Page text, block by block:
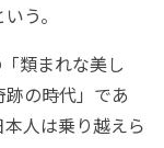
う。
類まれな美し
の時代」であ
人は乗り越えら